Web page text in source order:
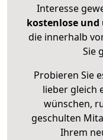
Interesse
kostenlose
die innerhalb
Sie
Probieren Sie
lieber gleich
wünschen,
geschulten
Ihrem